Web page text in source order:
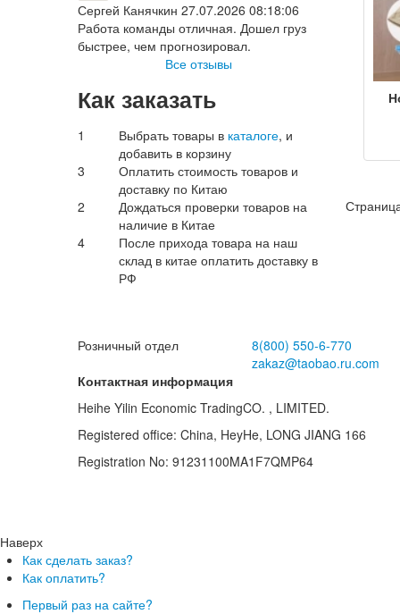
Сергей Канячкин 27.07.2026 08:18:06
Работа команды отличная. Дошел груз
быстрее, чем прогнозировал.
Все отзывы
Как заказать
1 Выбрать товары в каталоге, и
добавить в корзину
3
Оплатить стоимость товаров и
доставку по Китаю
2
Дождаться проверки товаров на
наличие в Китае
4
После прихода товара на наш
склад в китае оплатить доставку в
РФ
Розничный отдел
8(800) 550-6-770
zakaz@taobao.ru.com
Контактная информация
Heihe Yilin Economic TradingCO. , LIMITED.
Registered office: China, HeyHe, LONG JIANG 166
Registration No: 91231100MA1F7QMP64
Наверх
Как сделать заказ?
Как оплатить?
Первый раз на сайте?